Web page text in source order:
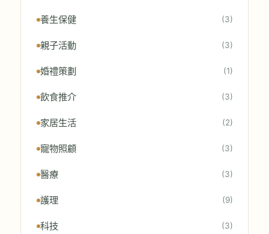
養生保健 (3)
親子活動 (3)
婚禮策劃 (1)
飲食推介 (3)
家居生活 (2)
寵物照顧 (3)
醫療 (3)
護理 (9)
科技 (3)